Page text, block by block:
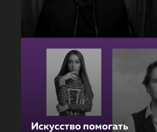
Искусство помогать